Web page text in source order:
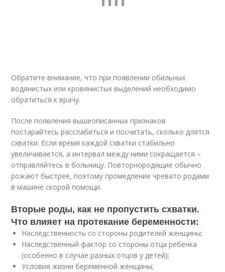
Обратите внимание, что при появлении обильных
водянистых или кровянистых выделений необходимо
обратиться к врачу.
После появления вышеописанных признаков
постарайтесь расслабиться и посчитать, сколько длятся
схватки. Если время каждой схватки стабильно
увеличивается, а интервал между ними сокращается –
отправляйтесь в больницу. Повторнородящие обычно
рожают быстрее, поэтому промедление чревато родами
в машине скорой помощи.
Вторые роды, как не пропустить схватки.
Что влияет на протекание беременности:
Наследственность со стороны родителей женщины;
Наследственный фактор со стороны отца ребенка
(особенно в случае разных отцов у детей);
Условия жизни беременной женщины;